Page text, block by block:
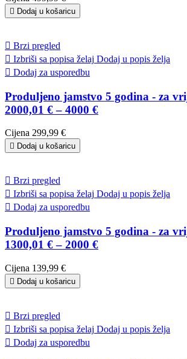
 Dodaj u košaricu
 Brzi pregled
 Izbriši sa popisa želaj Dodaj u popis želja
 Dodaj za usporedbu
Produljeno jamstvo 5 godina - za
2000,01 € – 4000 €
Cijena 299,99 €
 Dodaj u košaricu
 Brzi pregled
 Izbriši sa popisa želaj Dodaj u popis želja
 Dodaj za usporedbu
Produljeno jamstvo 5 godina - za
1300,01 € – 2000 €
Cijena 139,99 €
 Dodaj u košaricu
 Brzi pregled
 Izbriši sa popisa želaj Dodaj u popis želja
 Dodaj za usporedbu